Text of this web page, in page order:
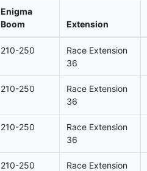
Enigma
Boom
Extension
210-250
Race Extension
36
210-250
Race Extension
36
210-250
Race Extension
36
210-250
Race Extension